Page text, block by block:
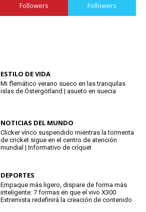
Followers
Followers
ESTILO DE VIDA
Mi flemático verano sueco en las tranquilas
islas de Östergötland | asueto en suecia
NOTICIAS DEL MUNDO
Clicker vírico suspendido mientras la tormenta
de cricket sigue en el centro de atención
mundial | Informativo de críquet
DEPORTES
Empaque más ligero, dispare de forma más
inteligente: 7 formas en que el vivo X300
Extremista redefinirá la creación de contenido